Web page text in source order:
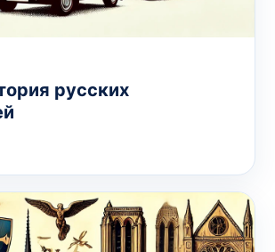
русских